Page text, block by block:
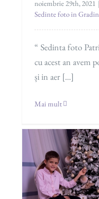
noiembrie 29th, 2021 |
Sedinte foto in
“ Sedinta foto
cu acest an avem
și in aer [...]
Mai mult